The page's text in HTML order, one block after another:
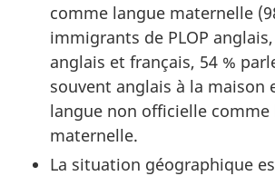
comme langue maternelle
immigrants de PLOP
anglais et français, 54 %
souvent anglais à la maison
langue non officielle comme
maternelle.
La situation géographique